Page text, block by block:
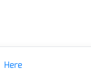
Here